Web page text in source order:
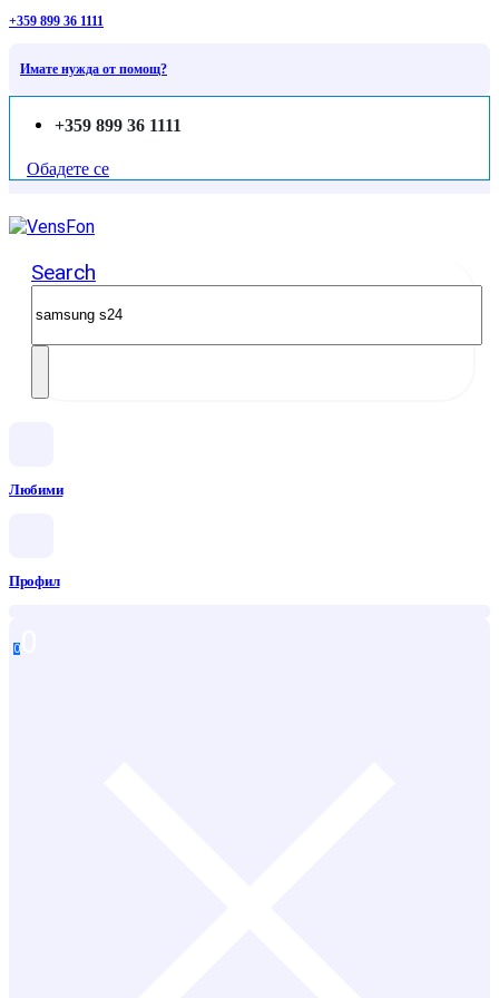
+359 899 36 1111
Имате нужда от помощ?
+359 899 36 1111
Обадете се
Search
Любими
Профил
0